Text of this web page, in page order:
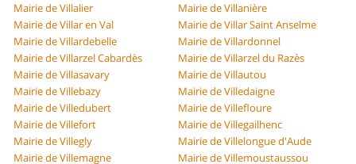
Mairie de Villalier
Mairie de Villanière
Mairie de Villar en Val
Mairie de Villar Saint Anselme
Mairie de Villardebelle
Mairie de Villardonnel
Mairie de Villarzel Cabardès
Mairie de Villarzel du Razès
Mairie de Villasavary
Mairie de Villautou
Mairie de Villebazy
Mairie de Villedaigne
Mairie de Villedubert
Mairie de Villefloure
Mairie de Villefort
Mairie de Villegailhenc
Mairie de Villegly
Mairie de Villelongue d'Aude
Mairie de Villemagne
Mairie de Villemoustaussou